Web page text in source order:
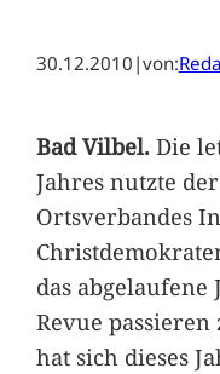
30.12.2010 |von:
Bad Vilbel.Die
Jahres nutzte
Ortsverbandes
das abgelaufene
Revue passieren
hat sich dieses